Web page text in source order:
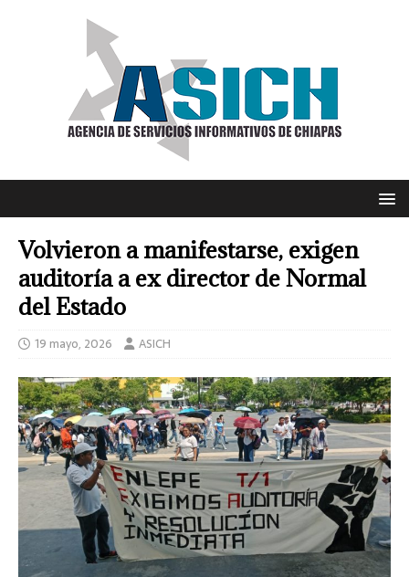
Volvieron a manifestarse, exigen
auditoría a ex director de Normal
del Estado
19 mayo, 2026 ASICH